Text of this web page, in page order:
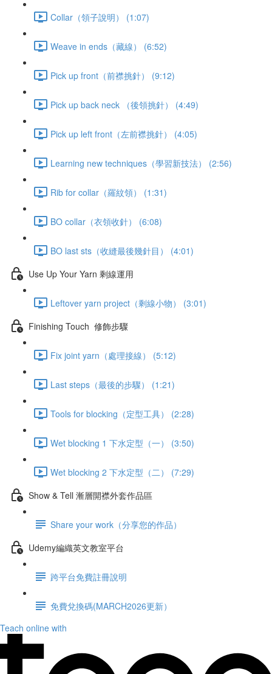
Collar（領子說明） (1:07)
Weave in ends（藏線） (6:52)
Pick up front（前襟挑針） (9:12)
Pick up back neck （後領挑針） (4:49)
Pick up left front（左前襟挑針） (4:05)
Learning new techniques（學習新技法） (2:56)
Rib for collar（羅紋領） (1:31)
BO collar（衣領收針） (6:08)
BO last sts（收縫最後幾針目） (4:01)
Use Up Your Yarn 剩線運用
Leftover yarn project（剩線小物） (3:01)
Finishing Touch 修飾步驟
Fix joint yarn（處理接線） (5:12)
Last steps（最後的步驟） (1:21)
Tools for blocking（定型工具） (2:28)
Wet blocking 1 下水定型（一） (3:50)
Wet blocking 2 下水定型（二） (7:29)
Show & Tell 漸層開襟外套作品區
Share your work（分享您的作品）
Udemy編織英文教室平台
跨平台免費註冊說明
免費兌換碼(MARCH2026更新）
Teach online with